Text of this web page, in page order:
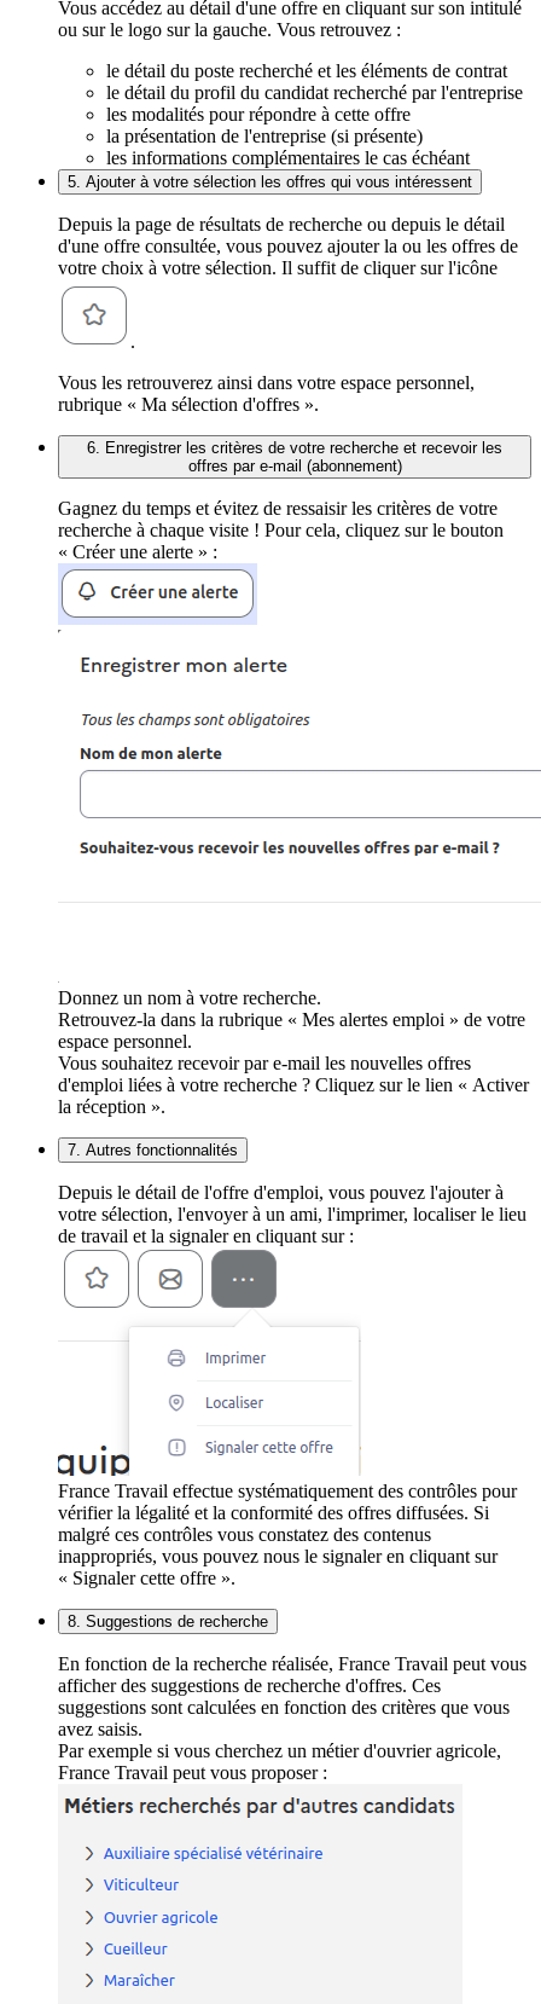
Vous accédez au détail d'une offre en cliquant sur son intitulé
ou sur le logo sur la gauche. Vous retrouvez :
le détail du poste recherché et les éléments de contrat
le détail du profil du candidat recherché par l'entreprise
les modalités pour répondre à cette offre
la présentation de l'entreprise (si présente)
les informations complémentaires le cas échéant
5. Ajouter à votre sélection les offres qui vous intéressent
Depuis la page de résultats de recherche ou depuis le détail
d'une offre consultée, vous pouvez ajouter la ou les offres de
votre choix à votre sélection. Il suffit de cliquer sur l'icône
.
Vous les retrouverez ainsi dans votre espace personnel,
rubrique « Ma sélection d'offres ».
6. Enregistrer les critères de votre recherche et recevoir les
offres par e-mail (abonnement)
Gagnez du temps et évitez de ressaisir les critères de votre
recherche à chaque visite ! Pour cela, cliquez sur le bouton
« Créer une alerte » :
Donnez un nom à votre recherche.
Retrouvez-la dans la rubrique « Mes alertes emploi » de votre
espace personnel.
Vous souhaitez recevoir par e-mail les nouvelles offres
d'emploi liées à votre recherche ? Cliquez sur le lien « Activer
la réception ».
7. Autres fonctionnalités
Depuis le détail de l'offre d'emploi, vous pouvez l'ajouter à
votre sélection, l'envoyer à un ami, l'imprimer, localiser le lieu
de travail et la signaler en cliquant sur :
France Travail effectue systématiquement des contrôles pour
vérifier la légalité et la conformité des offres diffusées. Si
malgré ces contrôles vous constatez des contenus
inappropriés, vous pouvez nous le signaler en cliquant sur
« Signaler cette offre ».
8. Suggestions de recherche
En fonction de la recherche réalisée, France Travail peut vous
afficher des suggestions de recherche d'offres. Ces
suggestions sont calculées en fonction des critères que vous
avez saisis.
Par exemple si vous cherchez un métier d'ouvrier agricole,
France Travail peut vous proposer :